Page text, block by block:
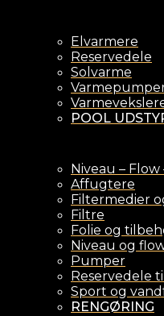
Elvarmere
Reservedele
Solvarme
POOL
Niveau –
Affugtere
Filtermedier
Filtre
Folie og
Niveau og
Pumper
Reservedele
Sport og
RENGØRING